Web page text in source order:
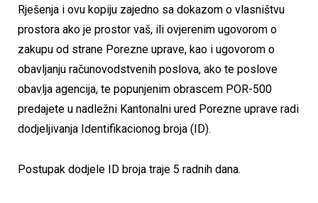
Rješenja i ovu kopiju zajedno sa dokazom o vlasništvu
prostora ako je prostor vaš, ili ovjerenim ugovorom o
zakupu od strane Porezne uprave, kao i ugovorom o
obavljanju računovodstvenih poslova, ako te poslove
obavlja agencija, te popunjenim obrascem POR-500
predajete u nadležni Kantonalni ured Porezne uprave radi
dodjeljivanja Identifikacionog broja (ID).
Postupak dodjele ID broja traje 5 radnih dana.